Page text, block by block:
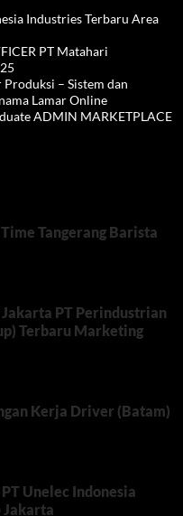
Industries Terbaru Area
PT Matahari
– Sistem dan
Lamar Online
ADMIN MARKETPLACE
Tangerang Barista
PT Perindustrian
Terbaru Marketing
Kerja Driver (Batam)
Unelec Indonesia
Jakarta